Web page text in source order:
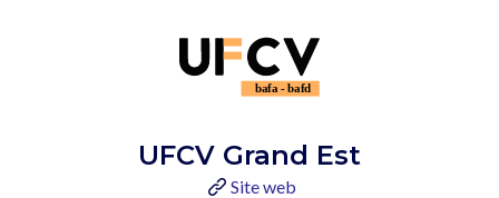
UFCV Grand Est
Site web